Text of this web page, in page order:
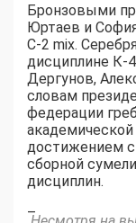
Бронзовыми
Юртаев и
С-2 mix.
дисциплине К-
Дергунов,
словам
федерации
достижением
сборной
дисциплин.
–